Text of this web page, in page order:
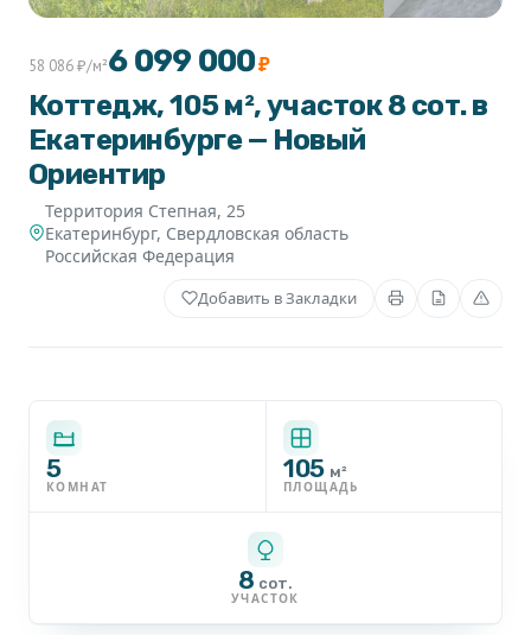
Коттедж, 105 м², участок 8 сот. в
Екатеринбурге — Новый
Ориентир
Территория Степная, 25
Екатеринбург, Свердловская область
Российская Федерация
58 086 ₽/м²6 099 000₽
Добавить в Закладки
5
КОМНАТ
105 м²
ПЛОЩАДЬ
8 сот.
УЧАСТОК